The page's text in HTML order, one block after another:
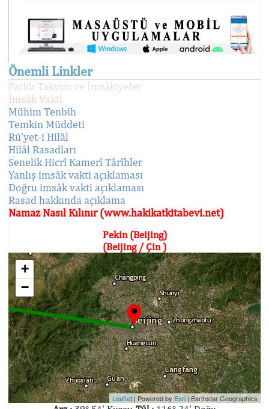
Önemli Linkler
Farklı Takvim ve İmsâkiyeler
İmsâk Vakti
Mühim Tenbîh
Temkin Müddeti
Rü'yet-i Hilâl
Hilâl Rasadları
Senelik Hicrî Kamerî Târîhler
Yanlış imsâk vakti açıklaması
Doğru imsâk vakti açıklaması
Rasad hakkında açıklama
Namaz Nasıl Kılınır (www.hakikatkitabevi.net)
Pekin (Beijing)
(Beijing / Çin )
+
−
Leaflet | Powered byEsri | Earthstar Geographics